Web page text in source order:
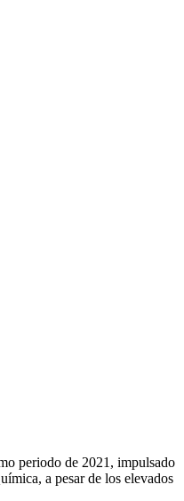
periodo de 2021, impulsado
a pesar de los elevados